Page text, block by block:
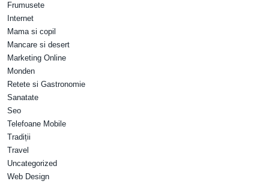
Frumusete
Internet
Mama si copil
Mancare si desert
Marketing Online
Monden
Retete si Gastronomie
Sanatate
Seo
Telefoane Mobile
Tradiții
Travel
Uncategorized
Web Design